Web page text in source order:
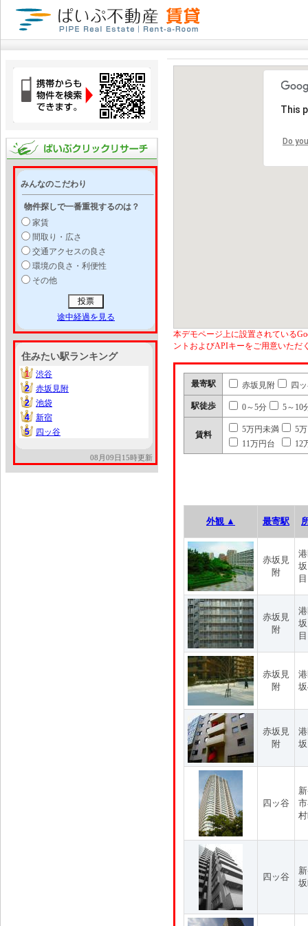
みんなのこだわり
物件探しで一番重視するのは？
家賃
間取り・広さ
交通アクセスの良さ
環境の良さ・利便性
その他
途中経過を見る
住みたい駅ランキング
1
1
渋谷
2
2
赤坂見附
2
2
池袋
4
4
新宿
5
5 四ッ谷
08月09日15時更新
This
Do
本デモページ上に設置されている
ントおよびAPIキーをご用意いただ
最寄駅 赤坂見附 四
駅徒歩 0～5分 5～10
賃料
5万円未満
5
11万円台
12
外観 ▲ 最寄駅
赤坂見
附
目
赤坂見
附
目
赤坂見
附
赤坂見
附
四ッ谷
四ッ谷